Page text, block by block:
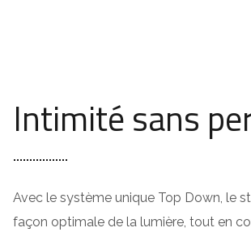
Intimité sans
Avec le système unique Top Down, le
façon optimale de la lumière, tout en